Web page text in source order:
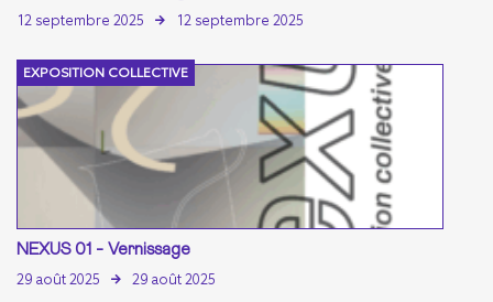
12 septembre 2025 12 septembre 2025
EXPOSITION COLLECTIVE
NEXUS 01 - Vernissage
29 août 2025 29 août 2025